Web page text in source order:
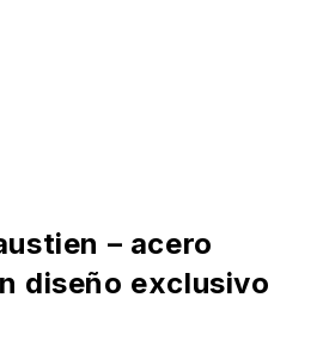
diseño exclusivo